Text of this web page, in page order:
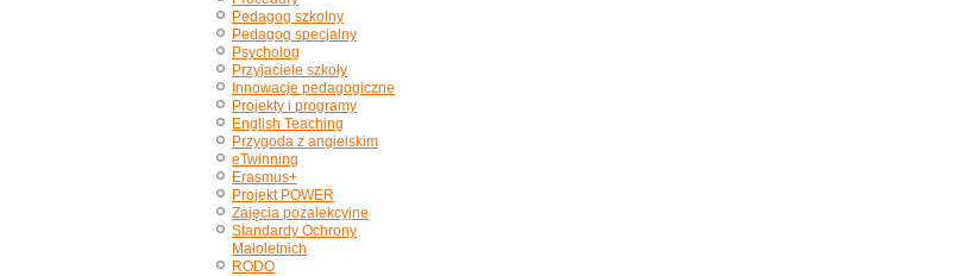
Pedagog szkolny
Pedagog specjalny
Psycholog
Przyjaciele szkoły
Innowacje pedagogiczne
Projekty i programy
English Teaching
Przygoda z angielskim
eTwinning
Erasmus+
Projekt POWER
Zajęcia pozalekcyjne
Standardy Ochrony
Małoletnich
RODO